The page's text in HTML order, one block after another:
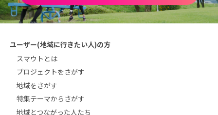
ユーザー(地域に行きたい人)の方
スマウトとは
プロジェクトをさがす
地域をさがす
特集テーマからさがす
地域とつながった人たち